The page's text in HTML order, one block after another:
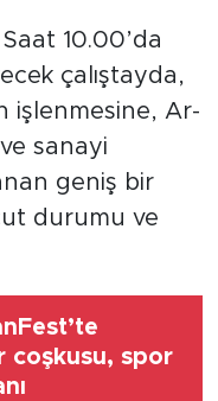
10.00’da
çalıştayda,
işlenmesine, Ar-
sanayi
geniş bir
durumu ve
coşkusu, spor